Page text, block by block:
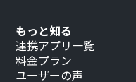
もっと知る
連携アプリ一覧
料金プラン
ユーザーの声